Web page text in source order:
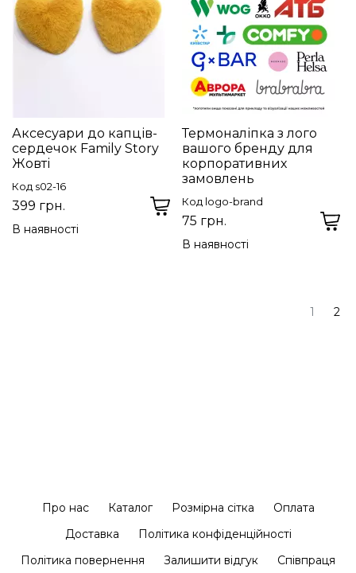
Аксесуари до капців-
сердечок Family Story
Жовті
Код s02-16
399 грн.
В наявності
Термоналіпка з лого
вашого бренду для
корпоративних
замовлень
Код logo-brand
75 грн.
В наявності
1 2
Про нас Каталог Розмірна сітка
Оплата
Доставка
Політика конфіденційності
Політика повернення
Залишити відгук Співпраця